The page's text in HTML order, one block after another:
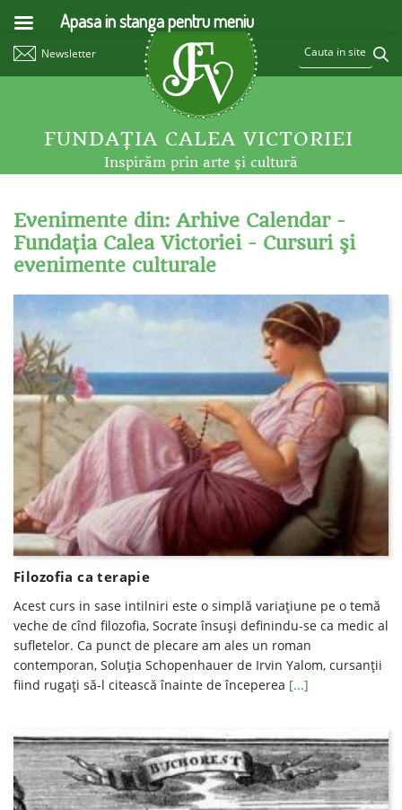
Newsletter
FUNDAŢIA CALEA VICTORIEI
Inspirăm prin arte şi cultură
Evenimente din: Arhive Calendar -
Fundaţia Calea Victoriei - Cursuri şi
evenimente culturale
Filozofia ca terapie
Acest curs in sase intilniri este o simplă variaţiune pe o temă
veche de cînd filozofia, Socrate însuşi definindu-se ca medic al
sufletelor. Ca punct de plecare am ales un roman
contemporan, Soluţia Schopenhauer de Irvin Yalom, cursanţii
fiind rugaţi să-l citească înainte de începerea [...]
Apasa in stanga pentru meniu